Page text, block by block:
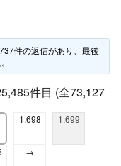
件の返信があり、最後
件目 (全73,127
1,698 1,699
→